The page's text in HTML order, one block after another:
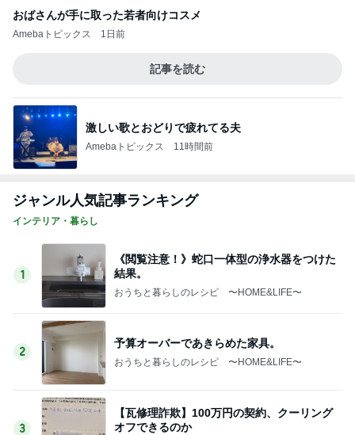
おばさんが手に取った若者向けコスメ
Amebaトピックス 1日前
記事を読む
激しい歌とおどりで疲れてる夫
Amebaトピックス 11時間前
ジャンル人気記事ランキング
インテリア・暮らし
1
《閲覧注意！》蛇口一体型の浄水器をつけた
結果。
おうちと暮らしのレシピ 〜HOME&LIFE〜
2
予算オーバーであきらめた家具。
おうちと暮らしのレシピ 〜HOME&LIFE〜
3
【瓦修理詐欺】100万円の契約、クーリング
オフできるのか